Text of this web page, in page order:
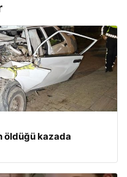
öldüğü kazada